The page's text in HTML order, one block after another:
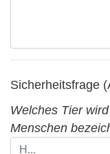
Sicherheitsfrage
Welches Tier
Menschen